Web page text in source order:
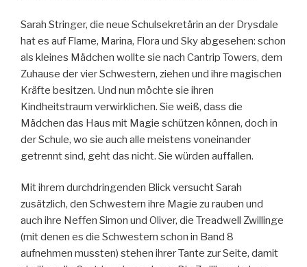
Sarah Stringer, die neue Schulsekretärin an der Drysdale
hat es auf Flame, Marina, Flora und Sky abgesehen: schon
als kleines Mädchen wollte sie nach Cantrip Towers, dem
Zuhause der vier Schwestern, ziehen und ihre magischen
Kräfte besitzen. Und nun möchte sie ihren
Kindheitstraum verwirklichen. Sie weiß, dass die
Mädchen das Haus mit Magie schützen können, doch in
der Schule, wo sie auch alle meistens voneinander
getrennt sind, geht das nicht. Sie würden auffallen.
Mit ihrem durchdringenden Blick versucht Sarah
zusätzlich, den Schwestern ihre Magie zu rauben und
auch ihre Neffen Simon und Oliver, die Treadwell Zwillinge
(mit denen es die Schwestern schon in Band 8
aufnehmen mussten) stehen ihrer Tante zur Seite, damit